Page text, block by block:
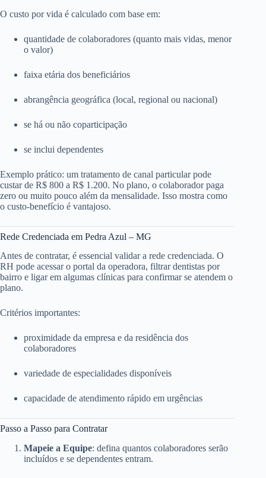
O custo por vida é calculado com base em:
quantidade de colaboradores (quanto mais vidas, menor
o valor)
faixa etária dos beneficiários
abrangência geográfica (local, regional ou nacional)
se há ou não coparticipação
se inclui dependentes
Exemplo prático: um tratamento de canal particular pode
custar de R$ 800 a R$ 1.200. No plano, o colaborador paga
zero ou muito pouco além da mensalidade. Isso mostra como
o custo-benefício é vantajoso.
Rede Credenciada em Pedra Azul – MG
Antes de contratar, é essencial validar a rede credenciada. O
RH pode acessar o portal da operadora, filtrar dentistas por
bairro e ligar em algumas clínicas para confirmar se atendem o
plano.
Critérios importantes:
proximidade da empresa e da residência dos
colaboradores
variedade de especialidades disponíveis
capacidade de atendimento rápido em urgências
Passo a Passo para Contratar
Mapeie a Equipe: defina quantos colaboradores serão
incluídos e se dependentes entram.